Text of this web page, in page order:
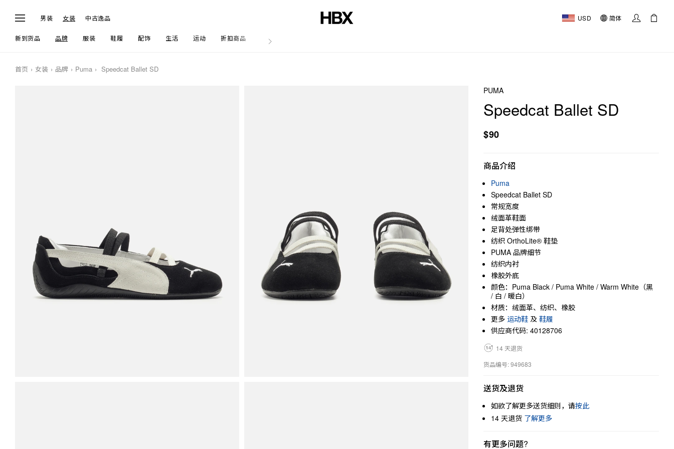
男装 女装 中古逸品 USD 简体
新到货品 品牌 服装 鞋履 配饰 生活 运动 折扣商品 文章
首页 女装 品牌 Puma Speedcat Ballet SD
PUMA
Speedcat Ballet SD
$90
商品介绍
Puma
Speedcat Ballet SD
常规宽度
绒面革鞋面
足背处弹性绑带
纺织 OrthoLite® 鞋垫
PUMA 品牌细节
纺织内衬
橡胶外底
颜色：Puma Black / Puma White / Warm White（黑
/ 白 / 暖白）
材质：绒面革、纺织、橡胶
更多 运动鞋 及 鞋履
供应商代码: 40128706
14 天退货
货品编号: 949683
送货及退货
如欲了解更多送货细则，请按此
14 天退货 了解更多
有更多问题?